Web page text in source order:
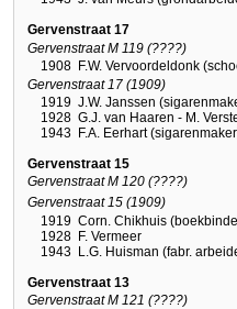
Gervenstraat 17
Gervenstraat M 119 (????)
1908 F.W. Vervoordeldonk
Gervenstraat 17 (1909)
1919 J.W. Janssen
1928 G.J. van Haaren - M.
1943 F.A. Eerhart
Gervenstraat 15
Gervenstraat M 120 (????)
Gervenstraat 15 (1909)
1919 Corn. Chikhuis
1928 F. Vermeer
1943 L.G. Huisman (fabr.
Gervenstraat 13
Gervenstraat M 121 (????)